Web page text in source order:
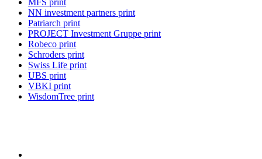
MFS print
NN investment partners print
Patriarch print
PROJECT Investment Gruppe print
Robeco print
Schroders print
Swiss Life print
UBS print
VBKI print
WisdomTree print